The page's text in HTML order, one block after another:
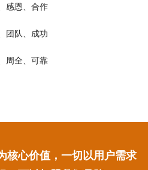
感恩、合作
团队、成功
周全、可靠
核心价值，一切以用户需求